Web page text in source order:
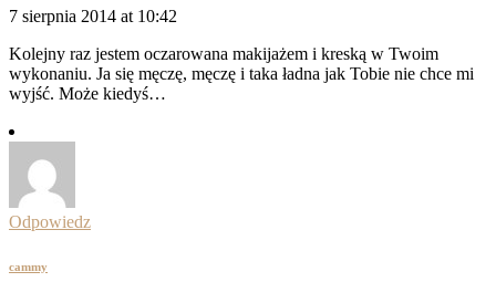
7 sierpnia 2014 at 10:42
Kolejny raz jestem oczarowana makijażem i kreską w Twoim
wykonaniu. Ja się męczę, męczę i taka ładna jak Tobie nie chce mi
wyjść. Może kiedyś…
Odpowiedz
cammy